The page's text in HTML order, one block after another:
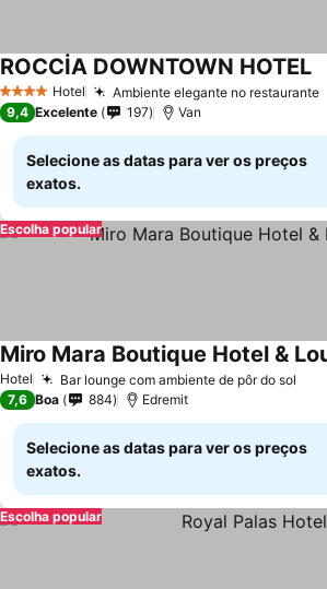
4 EstrelasHotel Ambiente elegante no restaurante
ROCCİA DOWNTOWN HOTEL
9,4 Excelente 197 Van
Selecione as datas para ver os preços
exatos.
Escolha popular
Hotel Bar lounge com ambiente de pôr do sol
Miro Mara Boutique Hotel &
7,6 Boa 884 Edremit
Selecione as datas para ver os preços
exatos.
Escolha popular